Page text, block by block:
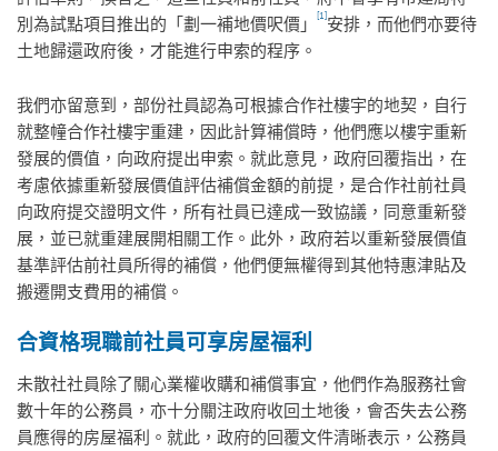
別為試點項目推出的「劃一補地價呎價」
[1]安排，而他們亦要待
土地歸還政府後，才能進行申索的程序。
我們亦留意到，部份社員認為可根據合作社樓宇的地契，自行
就整幢合作社樓宇重建，因此計算補償時，他們應以樓宇重新
發展的價值，向政府提出申索。就此意見，政府回覆指出，在
考慮依據重新發展價值評估補償金額的前提，是合作社前社員
向政府提交證明文件，所有社員已達成一致協議，同意重新發
展，並已就重建展開相關工作。此外，政府若以重新發展價值
基準評估前社員所得的補償，他們便無權得到其他特惠津貼及
搬遷開支費用的補償。
合資格現職前社員可享房屋福利
未散社社員除了關心業權收購和補償事宜，他們作為服務社會
數十年的公務員，亦十分關注政府收回土地後，會否失去公務
員應得的房屋福利。就此，政府的回覆文件清晰表示，公務員